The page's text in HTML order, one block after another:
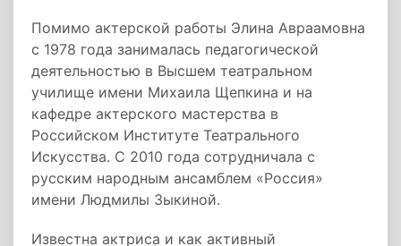
Помимо актерской работы Элина Авраамовна
с 1978 года занималась педагогической
деятельностью в Высшем театральном
училище имени Михаила Щепкина и на
кафедре актерского мастерства в
Российском Институте Театрального
Искусства. С 2010 года сотрудничала с
русским народным ансамблем «Россия»
имени Людмилы Зыкиной.
Известна актриса и как активный